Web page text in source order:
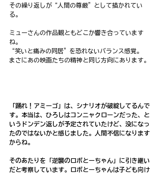
その繰り返しが“人間の尊厳”として描かれてい
る。
ミューさんの作品観ともどこか響き合っています
ね。
“笑いと痛みの同居”を恐れないバランス感覚。
まさにあの映画たちの精神と同じ方向にあります。
「踊れ！アミーゴ」は、シナリオが破綻してるんで
す。本当は、ひろしはコンニャクローンだった、と
いうドンデン返しが予定されていたけど、没になっ
たのではないかと感じました。人間不信になります
からね。
そのあたりを「逆襲のロボとーちゃん」に引き継い
だと考察しています。ロボとーちゃんは子ども向け